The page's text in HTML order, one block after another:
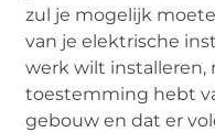
zul je mogelijk
van je elektrische
werk wilt installeren,
toestemming hebt
gebouw en dat er